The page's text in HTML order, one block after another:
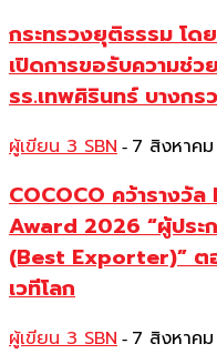
กระทรวงยุติธรรม โด
เปิดการขอรับความช่
รร.เทพศิรินทร์ บางกร
ผู้เขียน 3 SBN - 7 สิงหาค
COCOCO คว้ารางวั
Award 2026 “ผู้ปร
(Best Exporter)” ต
เวทีโลก
ผู้เขียน 3 SBN - 7 สิงหาค